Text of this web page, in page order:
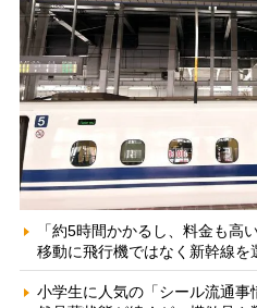
「約5時間かかるし、料金も高
移動に飛行機ではなく新幹線を
小学生に人気の「シール流通